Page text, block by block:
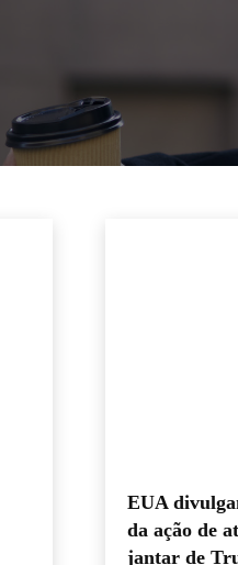
EUA
da ação de
jantar de